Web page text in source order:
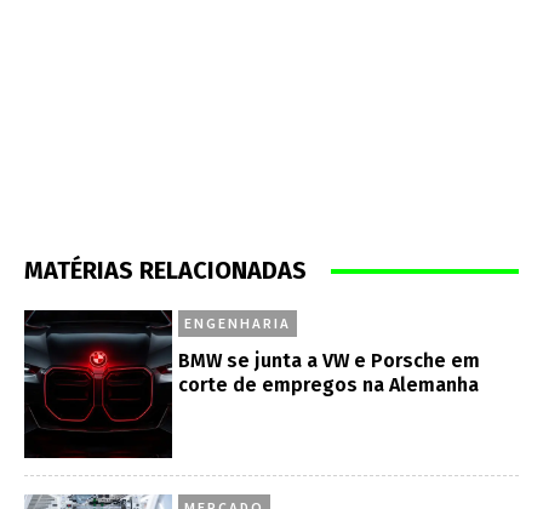
MATÉRIAS RELACIONADAS
ENGENHARIA
BMW se junta a VW e Porsche em
corte de empregos na Alemanha